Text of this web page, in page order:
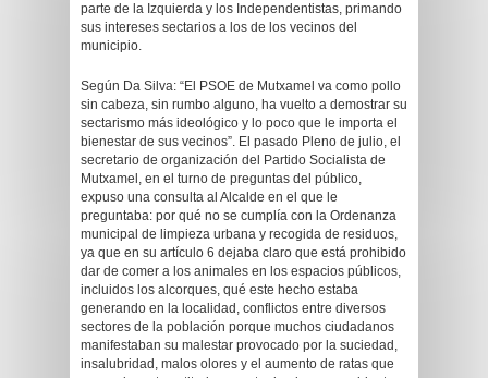
parte de la Izquierda y los Independentistas, primando
sus intereses sectarios a los de los vecinos del
municipio.
Según Da Silva: “El PSOE de Mutxamel va como pollo
sin cabeza, sin rumbo alguno, ha vuelto a demostrar su
sectarismo más ideológico y lo poco que le importa el
bienestar de sus vecinos”. El pasado Pleno de julio, el
secretario de organización del Partido Socialista de
Mutxamel, en el turno de preguntas del público,
expuso una consulta al Alcalde en el que le
preguntaba: por qué no se cumplía con la Ordenanza
municipal de limpieza urbana y recogida de residuos,
ya que en su artículo 6 dejaba claro que está prohibido
dar de comer a los animales en los espacios públicos,
incluidos los alcorques, qué este hecho estaba
generando en la localidad, conflictos entre diversos
sectores de la población porque muchos ciudadanos
manifestaban su malestar provocado por la suciedad,
insalubridad, malos olores y el aumento de ratas que